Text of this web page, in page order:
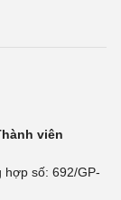
viên
hợp số: 692/GP-